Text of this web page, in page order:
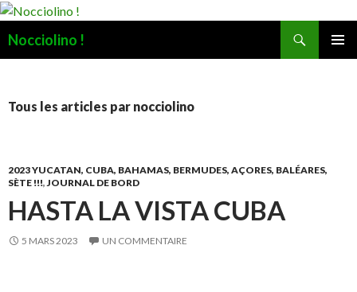
Nocciolino !
Tous les articles par nocciolino
2023 YUCATAN, CUBA, BAHAMAS, BERMUDES, AÇORES, BALÉARES,
SÈTE !!!, JOURNAL DE BORD
HASTA LA VISTA CUBA
5 MARS 2023 UN COMMENTAIRE